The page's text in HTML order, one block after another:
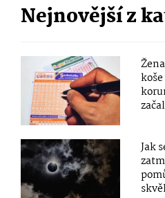
Nejnovější z
Jak